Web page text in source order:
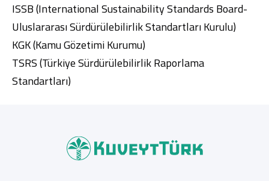
ISSB (International Sustainability Standards Board-
Uluslararası Sürdürülebilirlik Standartları Kurulu)
KGK (Kamu Gözetimi Kurumu)
TSRS (Türkiye Sürdürülebilirlik Raporlama
Standartları)